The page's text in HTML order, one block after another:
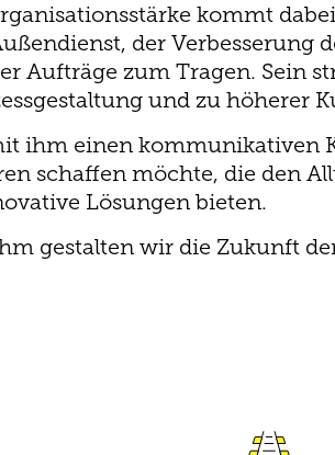
kommt
der Verbesserung
Aufträge zum Tragen. Sein
und zu höherer
ihm einen kommunikativen
schaffen möchte, die den
Lösungen bieten.
gestalten wir die Zukunft